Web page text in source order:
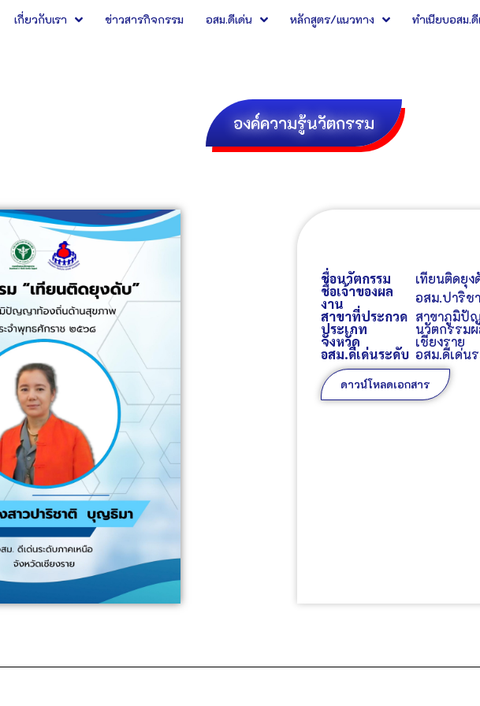
เกี่ยวกับเรา ข่าวสารกิจกรรม อสม.ดีเด่น หลักสูตร/แนวทาง ทำเนียบอสม.ดี
องค์ความรู้นวัตกรรม
ชื่อนวัตกรรม เทียนติดยุง
ชื่อเจ้าของผล
งาน อสม.ปาริช
สาขาที่ประกวด สาขาภูมิปั
ประเภท นวัตกรรม
จังหวัด เชียงราย
อสม.ดีเด่นระดับ อสม.ดีเด่น
ดาวน์โหลดเอกสาร